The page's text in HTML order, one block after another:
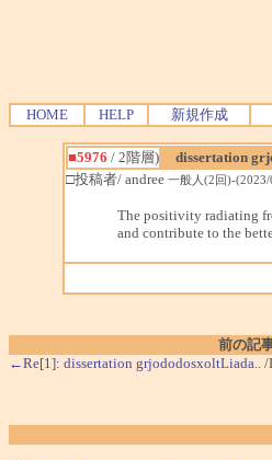
HOME HELP 新規作成
■5976 / 2階層)
dissertation
□投稿者/ andree 一般人(2回)-(2023/
The positivity radiating
and contribute to the
前の記
←Re[1]: dissertation grjododosxoltLiada.. /